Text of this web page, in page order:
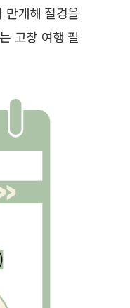
만개해 절경을
고창 여행 필